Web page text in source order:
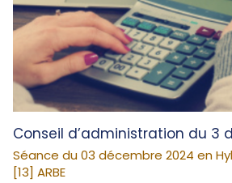
Conseil d’administration du 3
Séance du 03 décembre 2024 en
[13] ARBE